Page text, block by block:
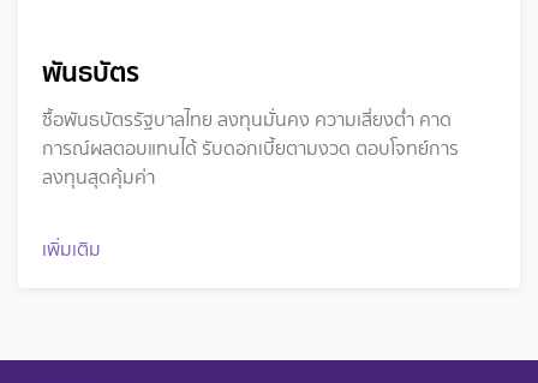
พันธบัตร
ซื้อพันธบัตรรัฐบาลไทย ลงทุนมั่นคง ความเสี่ยงต่ำ คาด
การณ์ผลตอบแทนได้ รับดอกเบี้ยตามงวด ตอบโจทย์การ
ลงทุนสุดคุ้มค่า
เพิ่มเติม